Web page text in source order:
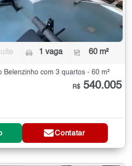
1 vaga 60 m²
Belenzinho com 3 quartos - 60 m²
R$ 540.005
Contatar